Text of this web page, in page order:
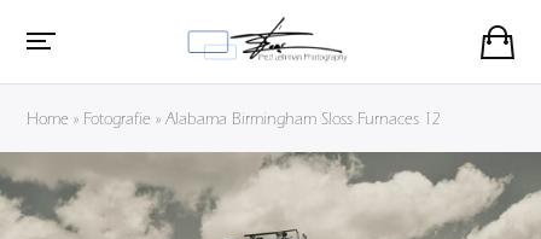
Home » Fotografie »Alabama Birmingham Sloss Furnaces 12